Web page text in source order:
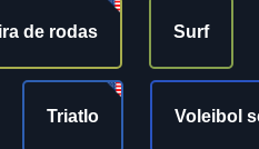
de rodas Surf
Triatlo Voleibol